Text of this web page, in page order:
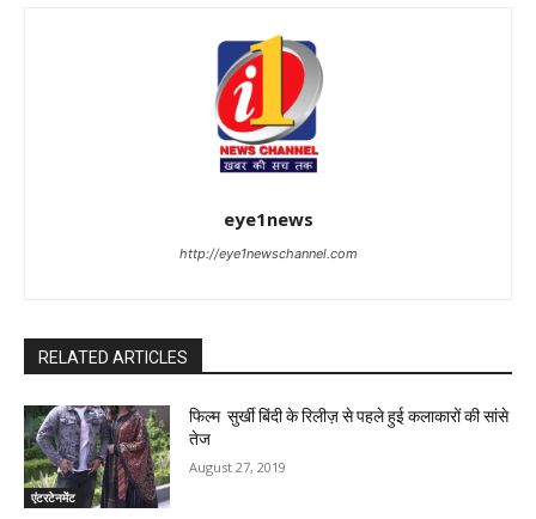
eye1news
http://eye1newschannel.com
RELATED ARTICLES
एंटरटेनमेंट
फिल्म सुर्खी बिंदी के रिलीज़ से पहले हुई कलाकारों की सांसे
तेज
August 27, 2019